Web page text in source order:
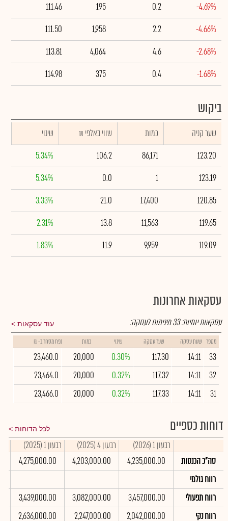
-4.69%
0.2
195
111.46
-4.66%
2.2
1,958
111.50
-2.68%
4.6
4,064
113.81
-1.68%
0.4
375
114.98
ביקוש
שער קניה כמות ₪ שווי באלפי
שינוי
123.20
86,171
106.2
5.34%
123.19
1
0.0
5.34%
120.85
17,400
21.0
3.33%
119.65
11,563
13.8
2.31%
119.09
9,959
11.9
1.83%
עסקאות אחרונות
עוד עסקאות עסקאות יומיות:33מינימום לעסקה:
מספר שעת עסקה שער עסקה שינוי כמות נפח מסחר ב- ₪
33
14:11
117.30
0.30%
20,000
23,460.0
32
14:11
117.32
0.32%
20,000
23,464.0
31
14:11
117.33
0.32%
20,000
23,466.0
דוחות כספיים לכל הדוחות
רבעון 1 (2026) רבעון 4 (2025) רבעון 1 (2025)
סה"כ הכנסות
4,235,000.00
4,203,000.00
4,275,000.00
רווח גולמי
רווח תפעולי
3,457,000.00
3,082,000.00
3,439,000.00
רווח נקי
2,042,000.00
2,247,000.00
2,636,000.00